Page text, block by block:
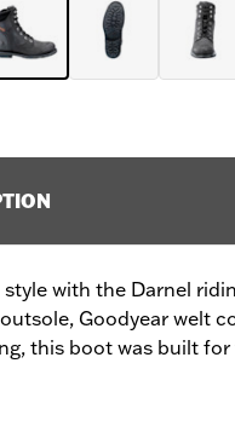
with the Darnel
Goodyear welt
this boot was built for